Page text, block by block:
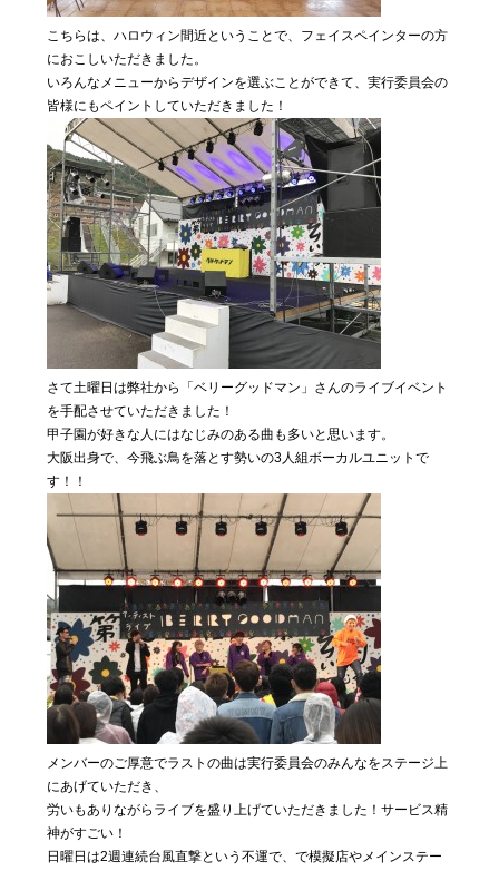
こちらは、ハロウィン間近ということで、フェイスペインターの方
におこしいただきました。
いろんなメニューからデザインを選ぶことができて、実行委員会の
皆様にもペイントしていただきました！
さて土曜日は弊社から「ベリーグッドマン」さんのライブイベント
を手配させていただきました！
甲子園が好きな人にはなじみのある曲も多いと思います。
大阪出身で、今飛ぶ鳥を落とす勢いの3人組ボーカルユニットで
す！！
メンバーのご厚意でラストの曲は実行委員会のみんなをステージ上
にあげていただき、
労いもありながらライブを盛り上げていただきました！サービス精
神がすごい！
日曜日は2週連続台風直撃という不運で、で模擬店やメインステー